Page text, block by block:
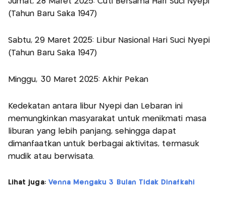
(Tahun Baru Saka 1947)
Sabtu, 29 Maret 2025: Libur Nasional Hari Suci Nyepi
(Tahun Baru Saka 1947)
Minggu, 30 Maret 2025: Akhir Pekan
Kedekatan antara libur Nyepi dan Lebaran ini
memungkinkan masyarakat untuk menikmati masa
liburan yang lebih panjang, sehingga dapat
dimanfaatkan untuk berbagai aktivitas, termasuk
mudik atau berwisata.
Lihat juga: Venna Mengaku 3 Bulan Tidak Dinafkahi